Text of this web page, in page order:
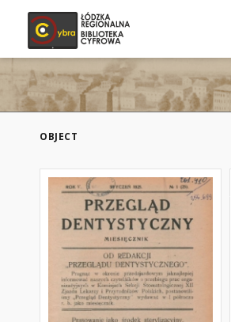
OBJECT